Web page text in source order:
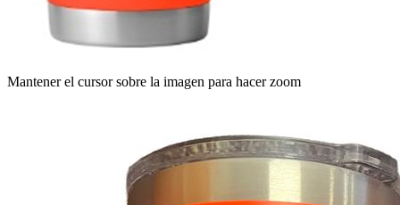
Mantener el cursor sobre la imagen para hacer zoom